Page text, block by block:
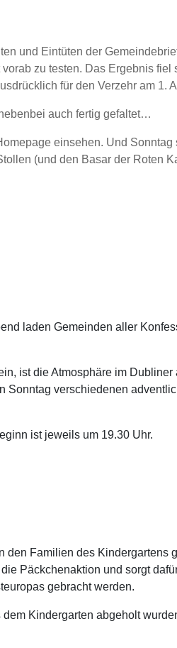
und Eintüten der
zu testen. Das Ergebnis
für den Verzehr am 1.
auch fertig gefaltet…
einsehen. Und
(und den Basar der Roten
laden Gemeinden aller
ist die Atmosphäre im
verschiedenen
ist jeweils um 19.30 Uhr.
Familien des
Päckchenaktion und sorgt
gebracht werden.
Kindergarten abgeholt